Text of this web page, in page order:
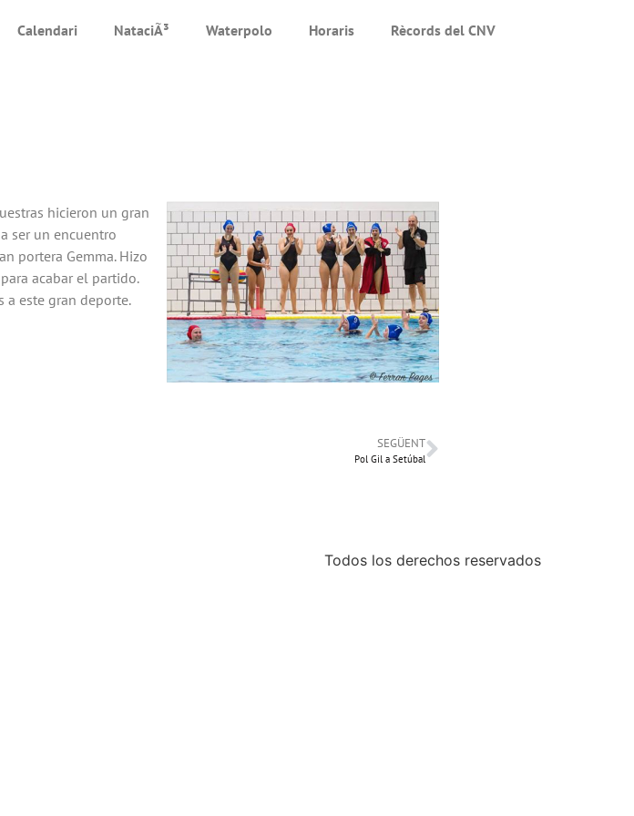
Calendari NataciÃ³ Waterpolo Horaris Rècords del CNV
hicieron un gran
ser un encuentro
portera Gemma. Hizo
acabar el partido.
este gran deporte.
SEGÜENT
Pol Gil a Setúbal
Todos los derechos reservados